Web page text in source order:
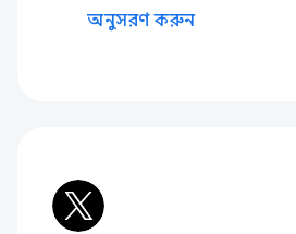
অনুসরণ করুন